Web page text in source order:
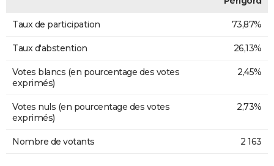
Taux de participation 73,87%
Taux d'abstention 26,13%
Votes blancs (en pourcentage des votes
exprimés)
2,45%
Votes nuls (en pourcentage des votes
exprimés)
2,73%
Nombre de votants 2 163